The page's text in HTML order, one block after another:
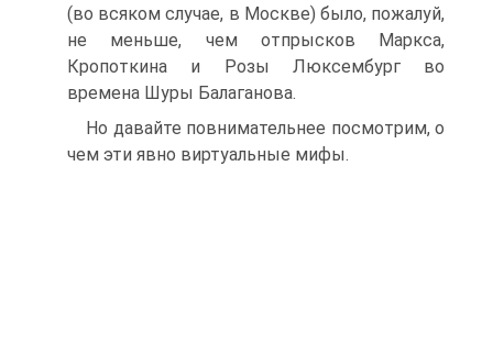
(во всяком случае, в Москве) было, пожалуй,
не меньше, чем отпрысков Маркса,
Кропоткина и Розы Люксембург во
времена Шуры Балаганова.
Но давайте повнимательнее посмотрим, о
чем эти явно виртуальные мифы.